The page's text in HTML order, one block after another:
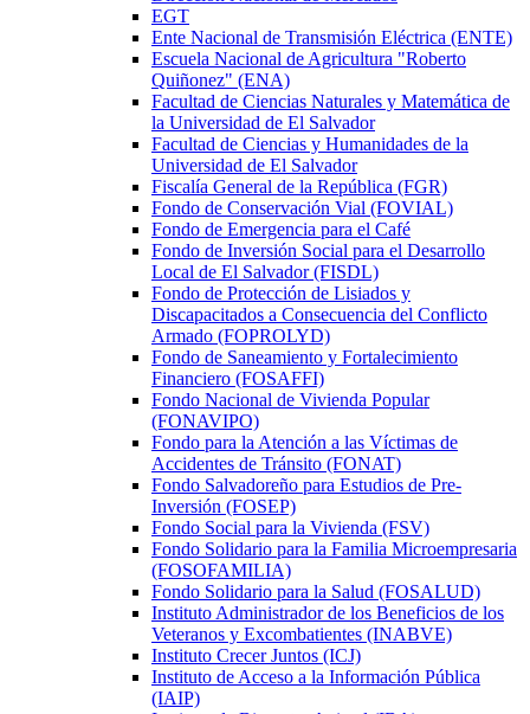
EGT
Ente Nacional de Transmisión Eléctrica (ENTE)
Escuela Nacional de Agricultura "Roberto
Quiñonez" (ENA)
Facultad de Ciencias Naturales y Matemática de
la Universidad de El Salvador
Facultad de Ciencias y Humanidades de la
Universidad de El Salvador
Fiscalía General de la República (FGR)
Fondo de Conservación Vial (FOVIAL)
Fondo de Emergencia para el Café
Fondo de Inversión Social para el Desarrollo
Local de El Salvador (FISDL)
Fondo de Protección de Lisiados y
Discapacitados a Consecuencia del Conflicto
Armado (FOPROLYD)
Fondo de Saneamiento y Fortalecimiento
Financiero (FOSAFFI)
Fondo Nacional de Vivienda Popular
(FONAVIPO)
Fondo para la Atención a las Víctimas de
Accidentes de Tránsito (FONAT)
Fondo Salvadoreño para Estudios de Pre-
Inversión (FOSEP)
Fondo Social para la Vivienda (FSV)
Fondo Solidario para la Familia Microempresaria
(FOSOFAMILIA)
Fondo Solidario para la Salud (FOSALUD)
Instituto Administrador de los Beneficios de los
Veteranos y Excombatientes (INABVE)
Instituto Crecer Juntos (ICJ)
Instituto de Acceso a la Información Pública
(IAIP)